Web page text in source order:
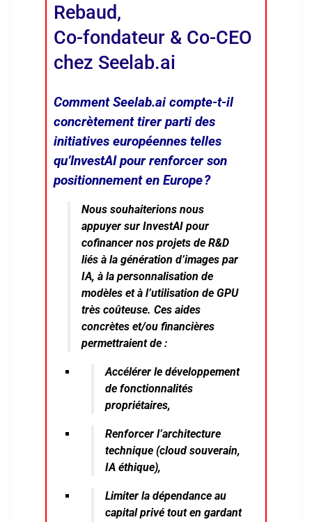
Rebaud,
Co-fondateur & Co-CEO
chez Seelab.ai
Comment Seelab.ai compte-t-il
concrètement tirer parti des
initiatives européennes telles
qu’InvestAI pour renforcer son
positionnement en Europe ?
Nous souhaiterions nous
appuyer sur InvestAI pour
cofinancer nos projets de R&D
liés à la génération d’images par
IA, à la personnalisation de
modèles et à l’utilisation de GPU
très coûteuse. Ces aides
concrètes et/ou financières
permettraient de :
Accélérer le développement
de fonctionnalités
propriétaires,
Renforcer l’architecture
technique (cloud souverain,
IA éthique),
Limiter la dépendance au
capital privé tout en gardant